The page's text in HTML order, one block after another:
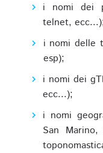
i nomi dei
telnet,
i nomi delle
esp);
i nomi dei
ecc...);
i nomi
San